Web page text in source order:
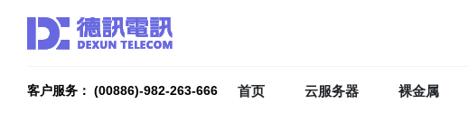
客户服务： (00886)-982-263-666 首页 云服务器 裸金属